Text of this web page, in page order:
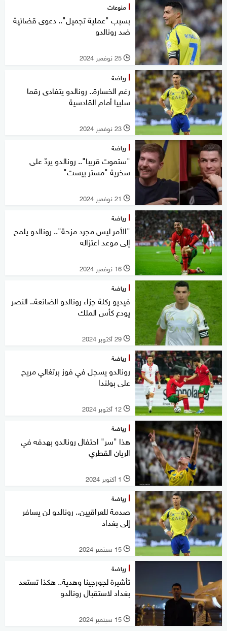
منوعات
بسبب "عملية تجميل".. دعوى قضائية
ضد رونالدو
l 25 نوفمبر 2024
رياضة
رغم الخسارة.. رونالدو يتفادى رقما
سلبيا أمام القادسية
l 23 نوفمبر 2024
رياضة
"ستموت قريبا".. رونالدو يردّ على
سخرية "مستر بيست"
l 21 نوفمبر 2024
رياضة
"الأمر ليس مجرد مزحة".. رونالدو يلمح
إلى موعد اعتزاله
l 16 نوفمبر 2024
رياضة
فيديو ركلة جزاء رونالدو الضائعة.. النصر
يودع كأس الملك
l 29 أكتوبر 2024
رياضة
رونالدو يسجل في فوز برتغالي مريح
على بولندا
l 12 أكتوبر 2024
رياضة
هذا "سر" احتفال رونالدو بهدفه في
الريان القطري
l 1 أكتوبر 2024
رياضة
صدمة للعراقيين.. رونالدو لن يسافر
إلى بغداد
l 15 سبتمبر 2024
رياضة
تأشيرة لجورجينا وهدية.. هكذا تستعد
بغداد لاستقبال رونالدو
l 15 سبتمبر 2024